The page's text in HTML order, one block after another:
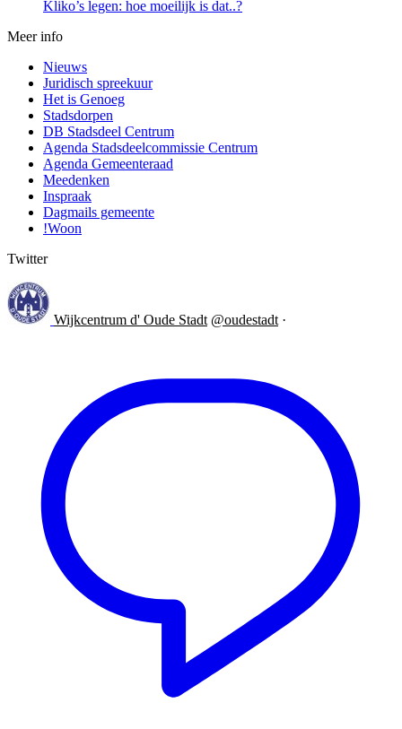
Kliko’s legen: hoe moeilijk is dat..?
Meer info
Nieuws
Juridisch spreekuur
Het is Genoeg
Stadsdorpen
DB Stadsdeel Centrum
Agenda Stadsdeelcommissie Centrum
Agenda Gemeenteraad
Meedenken
Inspraak
Dagmails gemeente
!Woon
Twitter
Wijkcentrum d' Oude Stadt @oudestadt ·